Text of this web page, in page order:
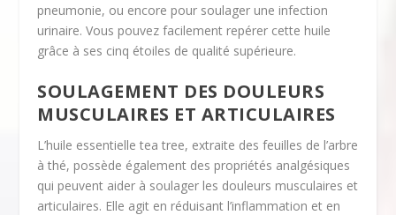
pneumonie, ou encore pour soulager une infection
urinaire. Vous pouvez facilement repérer cette huile
grâce à ses cinq étoiles de qualité supérieure.
SOULAGEMENT DES DOULEURS
MUSCULAIRES ET ARTICULAIRES
L’huile essentielle tea tree, extraite des feuilles de l’arbre
à thé, possède également des propriétés analgésiques
qui peuvent aider à soulager les douleurs musculaires et
articulaires. Elle agit en réduisant l’inflammation et en